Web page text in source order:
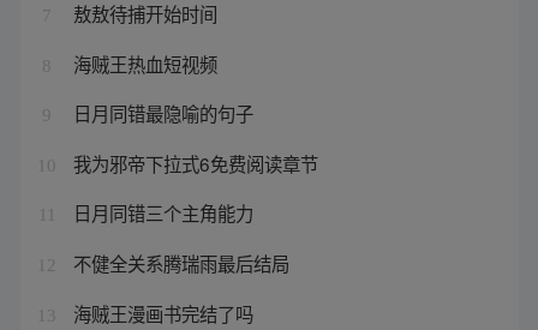
7 敖敖待捕开始时间
8 海贼王热血短视频
9 日月同错最隐喻的句子
10 我为邪帝下拉式6免费阅读章节
日月同错三个主角能力
12 不健全关系腾瑞雨最后结局
13 海贼王漫画书完结了吗